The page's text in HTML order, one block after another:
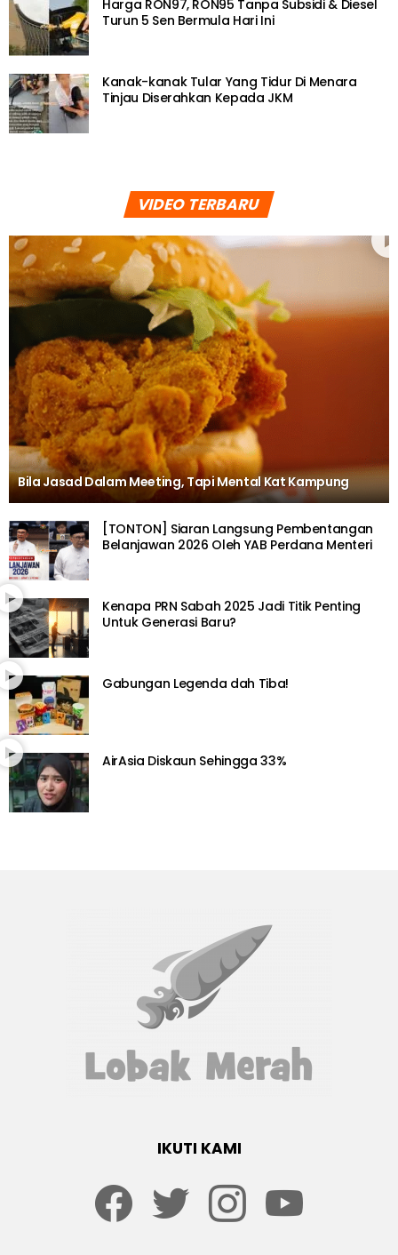
Harga RON97, RON95 Tanpa Subsidi & Diesel
Turun 5 Sen Bermula Hari Ini
Kanak-kanak Tular Yang Tidur Di Menara
Tinjau Diserahkan Kepada JKM
VIDEO TERBARU
Bila Jasad Dalam Meeting, Tapi Mental Kat Kampung
[TONTON] Siaran Langsung Pembentangan
Belanjawan 2026 Oleh YAB Perdana Menteri
Kenapa PRN Sabah 2025 Jadi Titik Penting
Untuk Generasi Baru?
Gabungan Legenda dah Tiba!
AirAsia Diskaun Sehingga 33%
IKUTI KAMI